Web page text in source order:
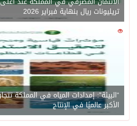
تريليونات ريال بنهاية فبراير 2026
1429
الأكبر عالميًا في الإنتاج